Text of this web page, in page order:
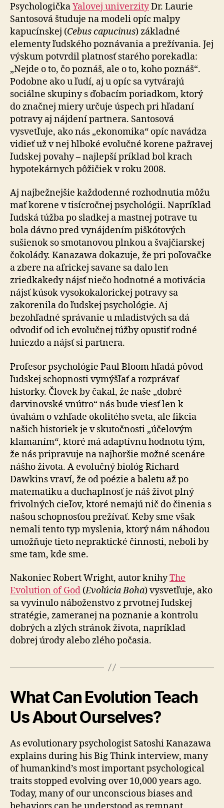
PsychologičkaYalovej univerzityDr. Laurie
Santosová študuje na modeli opíc malpy
kapucínskej (Cebus capucinus) základné
elementy ľudského poznávania a prežívania. Jej
výskum potvrdil platnosť starého porekadla:
„Nejde o to, čo poznáš, ale o to, koho poznáš“.
Podobne ako u ľudí, aj u opíc sa vytvárajú
sociálne skupiny s ďobacím poriadkom, ktorý
do značnej miery určuje úspech pri hľadaní
potravy aj nájdení partnera. Santosová
vysvetľuje, ako nás „ekonomika“ opíc navádza
vidieť už v nej hlboké evolučné korene pažravej
ľudskej povahy – najlepší príklad bol krach
hypotekárnych pôžičiek v roku 2008.
Aj najbežnejšie každodenné rozhodnutia môžu
mať korene v tisícročnej psychológii. Napríklad
ľudská túžba po sladkej a mastnej potrave tu
bola dávno pred vynájdením piškótových
sušienok so smotanovou plnkou a švajčiarskej
čokolády. Kanazawa dokazuje, že pri poľovačke
a zbere na africkej savane sa dalo len
zriedkakedy nájsť niečo hodnotné a motivácia
nájsť kúsok vysokokalorickej potravy sa
zakorenila do ľudskej psychológie. Aj
bezohľadné správanie u mladistvých sa dá
odvodiť od ich evolučnej túžby opustiť rodné
hniezdo a nájsť si partnera.
Profesor psychológie Paul Bloom hľadá pôvod
ľudskej schopnosti vymýšľať a rozprávať
historky. Človek by čakal, že naše „dobré
darvinovské vnútro“ nás bude viesť len k
úvahám o vzhľade okolitého sveta, ale fikcia
našich historiek je v skutočnosti „účelovým
klamaním“, ktoré má adaptívnu hodnotu tým,
že nás pripravuje na najhoršie možné scenáre
nášho života. A evolučný biológ Richard
Dawkins vraví, že od poézie a baletu až po
matematiku a duchaplnosť je náš život plný
frivolných cieľov, ktoré nemajú nič do činenia s
našou schopnosťou prežívať. Keby sme však
nemali tento typ myslenia, ktorý nám náhodou
umožňuje tieto nepraktické činnosti, neboli by
sme tam, kde sme.
Nakoniec Robert Wright, autor knihyThe
Evolution of God (Evolúcia Boha) vysvetľuje, ako
sa vyvinulo náboženstvo z prvotnej ľudskej
stratégie, zameranej na poznanie a kontrolu
dobrých a zlých stránok života, napríklad
dobrej úrody alebo zlého počasia.
What Can Evolution Teach
Us About Ourselves?
As evolutionary psychologist Satoshi Kanazawa
explains during his Big Think interview, many
of humankind’s most important psychological
traits stopped evolving over 10,000 years ago.
Today, many of our unconscious biases and